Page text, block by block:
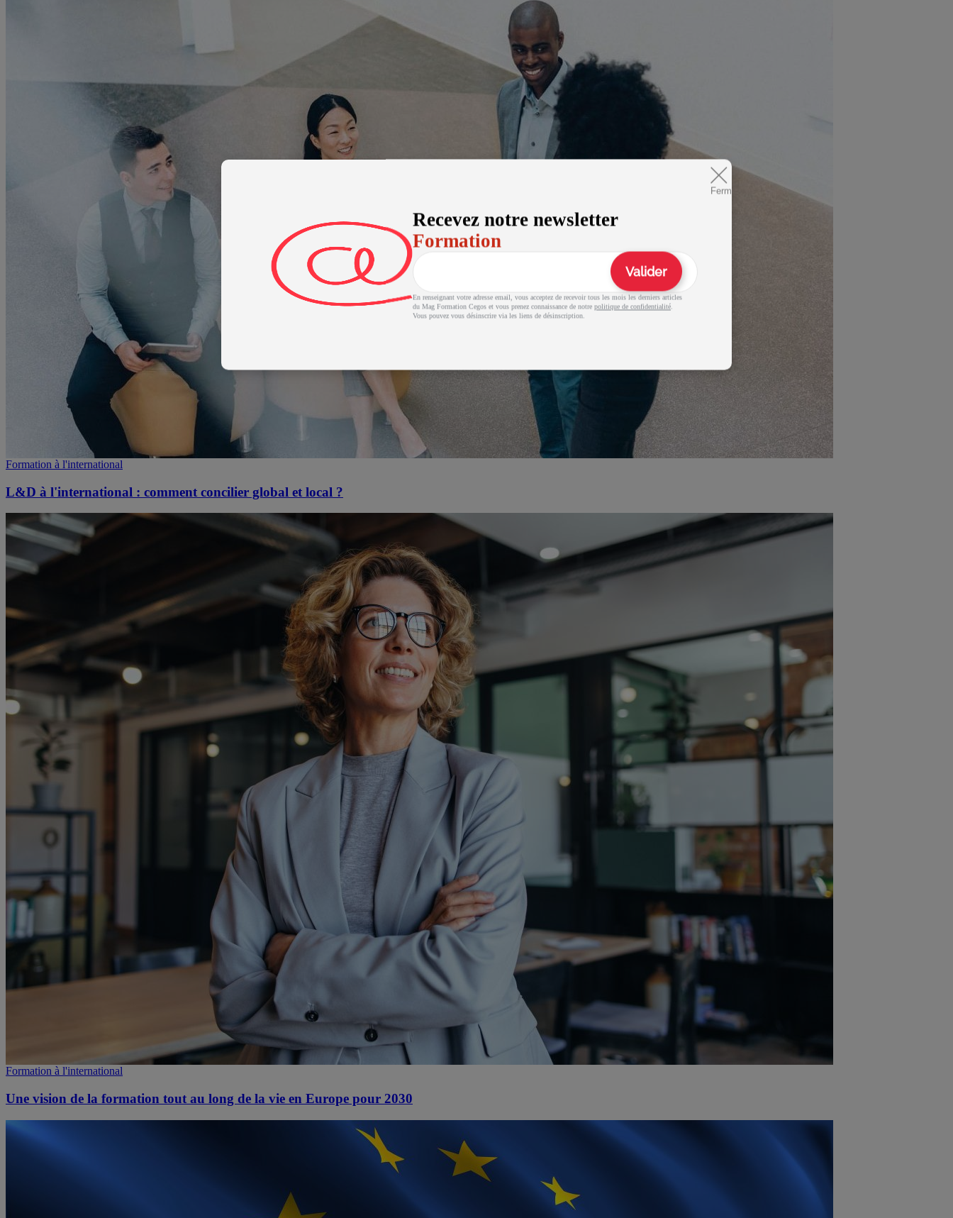
Fermer
Recevez notre newsletter
Formation
Valider
En renseignant votre adresse email, vous acceptez de recevoir tous les mois les derniers articles
du Mag Formation Cegos et vous prenez connaissance de notre politique de confidentialité.
Vous pouvez vous désinscrire via les liens de désinscription.
Formation à l'international
L&D à l'international : comment concilier global et local ?
Formation à l'international
Une vision de la formation tout au long de la vie en Europe pour 2030